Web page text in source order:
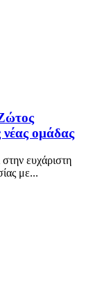
νέας ομάδας
ευχάριστη
με...